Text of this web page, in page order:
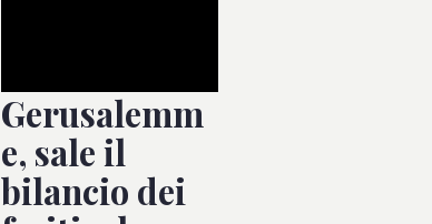
Gerusalemm
e, sale il
bilancio dei